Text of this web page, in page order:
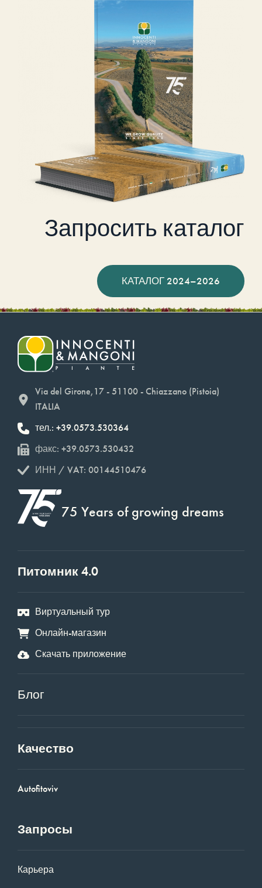
Запросить каталог
КАТАЛОГ 2024–2026
Via del Girone,17 - 51100 - Chiazzano (Pistoia)
ITALIA
тел.: +39.0573.530364
факс: +39.0573.530432
ИНН / VAT: 00144510476
75 Years of growing dreams
Питомник 4.0
Виртуальный тур
Онлайн-магазин
Скачать приложение
Блог
Качество
Autofitoviv
Запросы
Карьера